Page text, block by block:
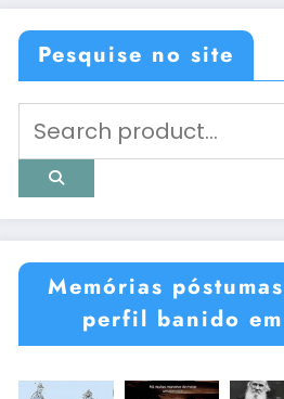
Pesquise no site
Memórias
perfil banido